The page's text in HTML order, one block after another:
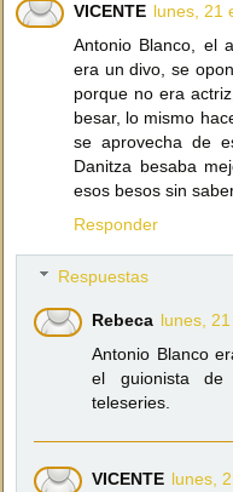
VICENTE lunes, 21
Antonio Blanco, el
era un divo, se
porque no era
besar, lo mismo
se aprovecha de
Danitza besaba
esos besos sin
Responder
Respuestas
Rebeca lunes,
Antonio Blanco
el guionista
teleseries.
VICENTE lunes,